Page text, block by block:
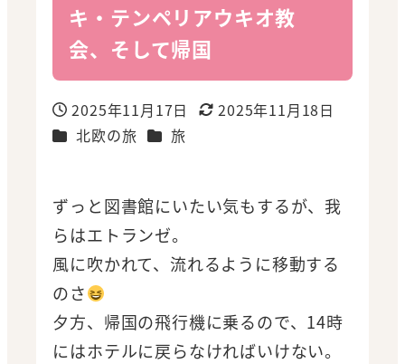
キ・テンペリアウキオ教
会、そして帰国
投稿日
2025年11月17日
更新日
2025年11月18日
カテゴリー
北欧の旅 カテゴリー
旅
ずっと図書館にいたい気もするが、我
らはエトランゼ。
風に吹かれて、流れるように移動する
のさ
夕方、帰国の飛行機に乗るので、14時
にはホテルに戻らなければいけない。